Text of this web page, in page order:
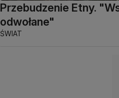
Przebudzenie Etny.
odwołane"
ŚWIAT